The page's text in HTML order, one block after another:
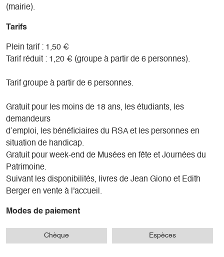
(mairie).
Tarifs
Plein tarif : 1,50 €
Tarif réduit : 1,20 € (groupe à partir de 6 personnes).
Tarif groupe à partir de 6 personnes.
Gratuit pour les moins de 18 ans, les étudiants, les
demandeurs
d’emploi, les bénéficiaires du RSA et les personnes en
situation de handicap.
Gratuit pour week-end de Musées en fête et Journées du
Patrimoine.
Suivant les disponibilités, livres de Jean Giono et Edith
Berger en vente à l'accueil.
Modes de paiement
Chèque Espèces